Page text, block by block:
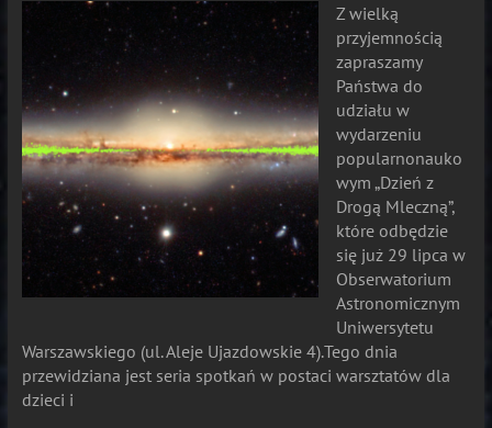
Z wielką
przyjemnością
zapraszamy
Państwa do
udziału w
wydarzeniu
popularnonauko
wym „Dzień z
Drogą Mleczną”,
które odbędzie
się już 29 lipca w
Obserwatorium
Astronomicznym
Uniwersytetu
Warszawskiego (ul. Aleje Ujazdowskie 4).Tego dnia
przewidziana jest seria spotkań w postaci warsztatów dla
dzieci i